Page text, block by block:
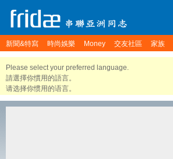
新聞&特寫 時尚娛樂 Money 交友社區 家族
Please select your preferred language.
請選擇你慣用的語言。
请选择你惯用的语言。